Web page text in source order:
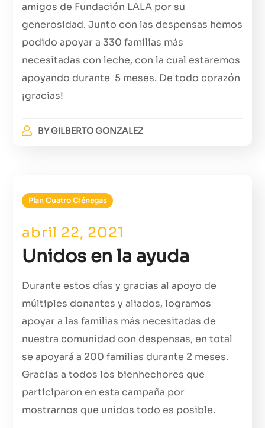
amigos de Fundación LALA por su
generosidad. Junto con las despensas hemos
podido apoyar a 330 familias más
necesitadas con leche, con la cual estaremos
apoyando durante 5 meses. De todo corazón
¡gracias!
BYGILBERTO GONZALEZ
Plan Cuatro Ciénegas
abril 22, 2021
Unidos en la ayuda
Durante estos días y gracias al apoyo de
múltiples donantes y aliados, logramos
apoyar a las familias más necesitadas de
nuestra comunidad con despensas, en total
se apoyará a 200 familias durante 2 meses.
Gracias a todos los bienhechores que
participaron en esta campaña por
mostrarnos que unidos todo es posible.